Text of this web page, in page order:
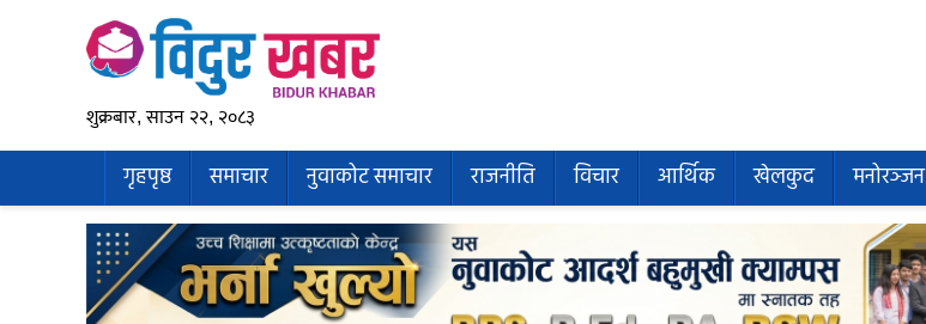
शुक्रबार, साउन २२, २०८३
गृहपृष्ठ समाचार नुवाकोट समाचार राजनीति विचार आर्थिक खेलकुद मनोरञ्जन